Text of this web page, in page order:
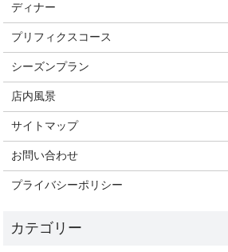
ディナー
プリフィクスコース
シーズンプラン
店内風景
サイトマップ
お問い合わせ
プライバシーポリシー